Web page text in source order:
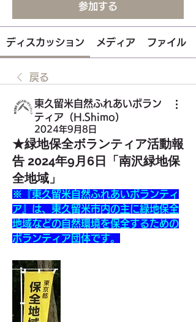
参加する
ディスカッション メディア ファイル
戻る
東久留米自然ふれあいボラン
ティア（H.Shimo）
2024年9月8日
★緑地保全ボランティア活動報
告 2024年9月6日「南沢緑地保
全地域」
※『東久留米自然ふれあいボランティ
ア』は、東久留米市内の主に緑地保全
地域などの自然環境を保全するための
ボランティア団体です。